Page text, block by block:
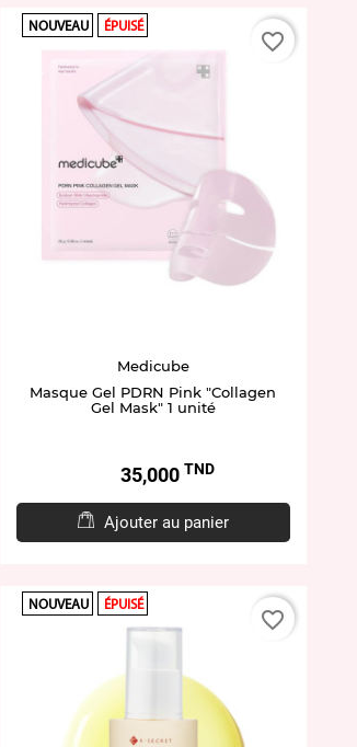
NOUVEAU ÉPUISÉ
Medicube
Masque Gel PDRN Pink "Collagen
Gel Mask" 1 unité
Prix35,000 TND
Ajouter au panier
favorite_border
NOUVEAU ÉPUISÉ
favorite_border